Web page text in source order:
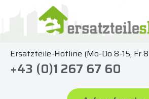
springen
Ersatzteile-Hotline (Mo-Do 8-15, Fr
+43 (0)1 267 67 60